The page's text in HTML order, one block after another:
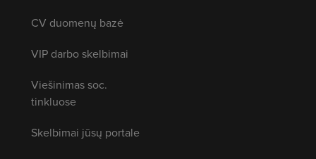
CV duomenų bazė
VIP darbo skelbimai
Viešinimas soc.
tinkluose
Skelbimai jūsų portale